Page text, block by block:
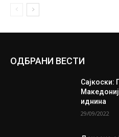
ОДБРАНИ ВЕСТИ
Сајкоски:
иднина
29/09/2022